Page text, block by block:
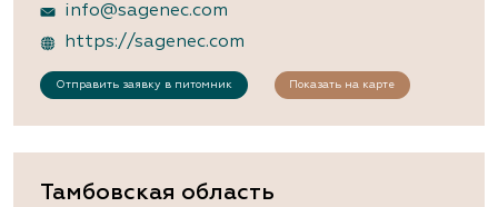
info@sagenec.com
https://sagenec.com
Отправить заявку в питомник Показать на карте
Тамбовская область